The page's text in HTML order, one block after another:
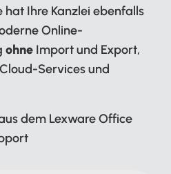
Ihre Kanzlei ebenfalls
Online-
ohne Import und Export,
Services und
dem Lexware Office